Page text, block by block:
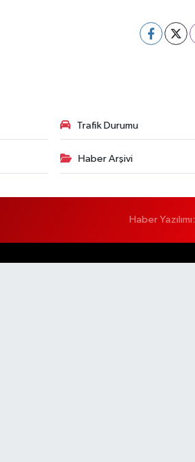
Trafik Durumu
Haber Arşivi
Haber Yazılımı: